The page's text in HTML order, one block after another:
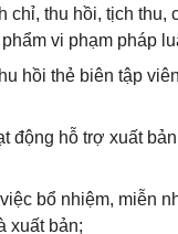
chỉ, thu hồi, tịch thu,
vi phạm pháp
hồi thẻ biên tập
động hỗ trợ xuất
bổ nhiệm, miễn
xuất bản;